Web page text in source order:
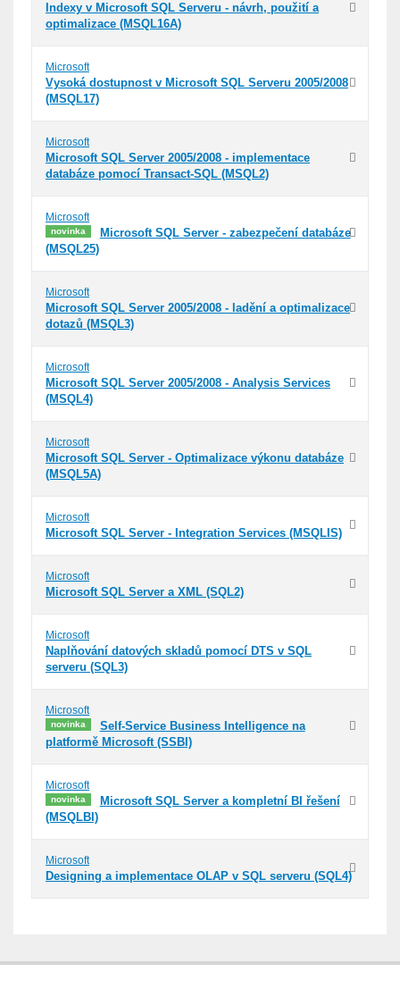
Indexy v Microsoft SQL Serveru - návrh, použití a
optimalizace (MSQL16A)
Microsoft
Vysoká dostupnost v Microsoft SQL Serveru 2005/2008
(MSQL17)
Microsoft
Microsoft SQL Server 2005/2008 - implementace
databáze pomocí Transact-SQL (MSQL2)
Microsoft
novinka
Microsoft SQL Server - zabezpečení databáze
(MSQL25)
Microsoft
Microsoft SQL Server 2005/2008 - ladění a optimalizace
dotazů (MSQL3)
Microsoft
Microsoft SQL Server 2005/2008 - Analysis Services
(MSQL4)
Microsoft
Microsoft SQL Server - Optimalizace výkonu databáze
(MSQL5A)
Microsoft
Microsoft SQL Server - Integration Services (MSQLIS)
Microsoft
Microsoft SQL Server a XML (SQL2)
Microsoft
Naplňování datových skladů pomocí DTS v SQL
serveru (SQL3)
Microsoft
novinka
Self-Service Business Intelligence na
platformě Microsoft (SSBI)
Microsoft
novinka
Microsoft SQL Server a kompletní BI řešení
(MSQLBI)
Microsoft
Designing a implementace OLAP v SQL serveru (SQL4)